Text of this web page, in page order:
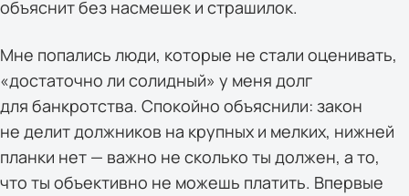
объяснит без насмешек и страшилок.
Мне попались люди, которые не стали оценивать,
«достаточно ли солидный» у меня долг
для банкротства. Спокойно объяснили: закон
не делит должников на крупных и мелких, нижней
планки нет — важно не сколько ты должен, а то,
что ты объективно не можешь платить. Впервые